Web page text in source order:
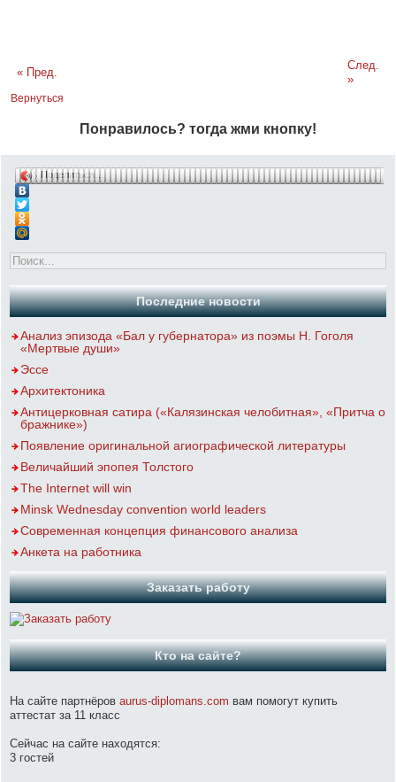
« Пред.
След.
»
Вернуться
Понравилось? тогда жми кнопку!
Поделиться…
Последние новости
Анализ эпизода «Бал у губернатора» из поэмы Н. Гоголя
«Мертвые души»
Эссе
Архитектоника
Антицерковная сатира («Калязинская челобитная», «Притча о
бражнике»)
Появление оригинальной агиографической литературы
Величайший эпопея Толстого
The Internet will win
Minsk Wednesday convention world leaders
Современная концепция финансового анализа
Анкета на работника
Заказать работу
Кто на сайте?
На сайте партнёров aurus-diplomans.com вам помогут купить
аттестат за 11 класс
Сейчас на сайте находятся:
3 гостей